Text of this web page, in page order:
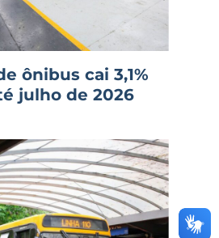
ônibus cai 3,1%
julho de 2026